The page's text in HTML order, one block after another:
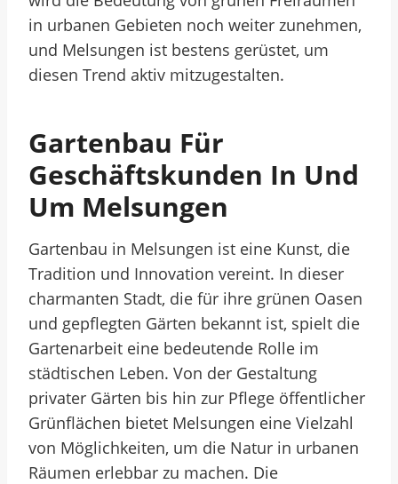
in urbanen Gebieten noch weiter zunehmen,
und Melsungen ist bestens gerüstet, um
diesen Trend aktiv mitzugestalten.
Gartenbau Für
Geschäftskunden In Und
Um Melsungen
Gartenbau in Melsungen ist eine Kunst, die
Tradition und Innovation vereint. In dieser
charmanten Stadt, die für ihre grünen Oasen
und gepflegten Gärten bekannt ist, spielt die
Gartenarbeit eine bedeutende Rolle im
städtischen Leben. Von der Gestaltung
privater Gärten bis hin zur Pflege öffentlicher
Grünflächen bietet Melsungen eine Vielzahl
von Möglichkeiten, um die Natur in urbanen
Räumen erlebbar zu machen. Die